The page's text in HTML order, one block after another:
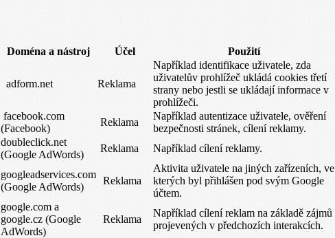
Doména a nástroj Účel
Použití
adform.net Reklama
Například identifikace uživatele, zda
uživatelův prohlížeč ukládá cookies třetí
strany nebo jestli se ukládají informace v
prohlížeči.
facebook.com
(Facebook)
Reklama
Například autentizace uživatele, ověření
bezpečnosti stránek, cílení reklamy.
doubleclick.net
(Google AdWords)
Reklama Například cílení reklamy.
googleadservices.com
(Google AdWords)
Reklama
Aktivita uživatele na jiných zařízeních, ve
kterých byl přihlášen pod svým Google
účtem.
google.com a
google.cz (Google
AdWords)
Reklama
Například cílení reklam na základě zájmů
projevených v předchozích interakcích.